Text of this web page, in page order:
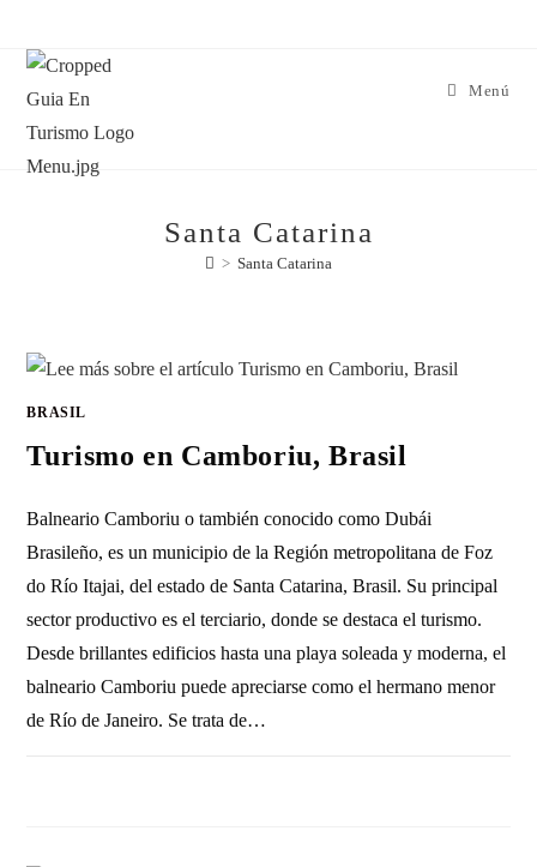
Menú
Santa Catarina
> Santa Catarina
BRASIL
Turismo en Camboriu, Brasil
Balneario Camboriu o también conocido como Dubái
Brasileño, es un municipio de la Región metropolitana de Foz
do Río Itajai, del estado de Santa Catarina, Brasil. Su principal
sector productivo es el terciario, donde se destaca el turismo.
Desde brillantes edificios hasta una playa soleada y moderna, el
balneario Camboriu puede apreciarse como el hermano menor
de Río de Janeiro. Se trata de…